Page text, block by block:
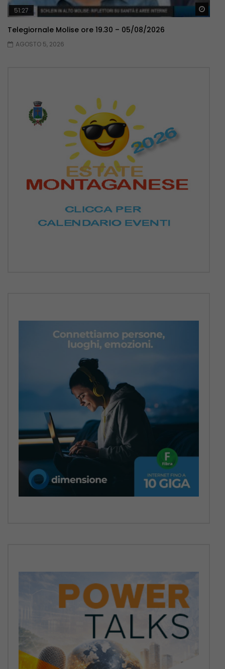
51:27
Telegiornale Molise ore 19.30 – 05/08/2026
AGOSTO 5, 2026